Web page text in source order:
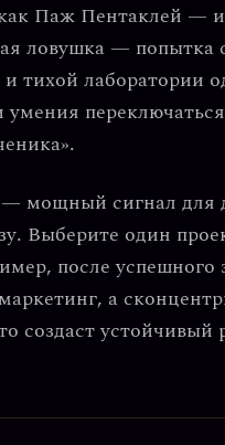
Паж Пентаклей —
ловушка — попытка
тихой лаборатории
— мощный сигнал для
Выберите один
после успешного
а
создаст устойчивый